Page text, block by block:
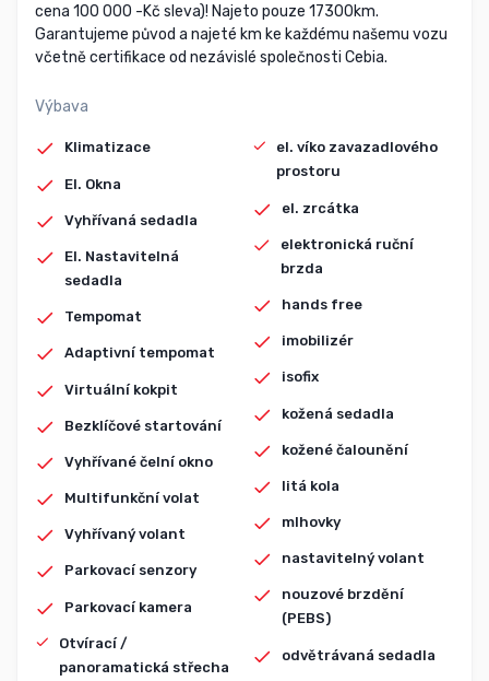
cena 100 000 -Kč sleva)! Najeto pouze 17300km.
Garantujeme původ a najeté km ke každému našemu vozu
včetně certifikace od nezávislé společnosti Cebia.
Výbava
Klimatizace
El. Okna
Vyhřívaná sedadla
El. Nastavitelná
sedadla
Tempomat
Adaptivní tempomat
Virtuální kokpit
Bezklíčové startování
Vyhřívané čelní okno
Multifunkční volat
Vyhřívaný volant
Parkovací senzory
Parkovací kamera
Otvírací /
panoramatická střecha
el. víko zavazadlového
prostoru
el. zrcátka
elektronická ruční
brzda
hands free
imobilizér
isofix
kožená sedadla
kožené čalounění
litá kola
mlhovky
nastavitelný volant
nouzové brzdění
(PEBS)
odvětrávaná sedadla